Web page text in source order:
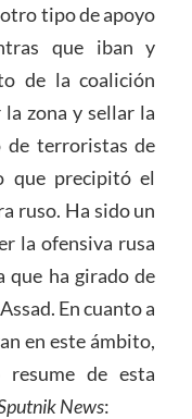
tipo de apoyo
que iban y
de la coalición
zona y sellar la
terroristas de
que precipitó el
ruso. Ha sido un
la ofensiva rusa
que ha girado de
En cuanto a
en este ámbito,
de esta
News: